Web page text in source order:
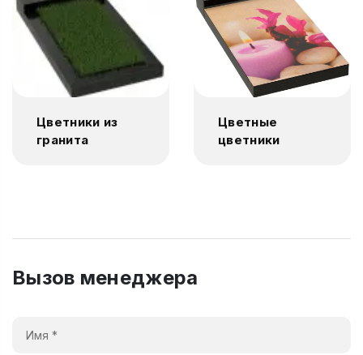
Цветники из
гранита
Цветные
цветники
Вызов менеджера